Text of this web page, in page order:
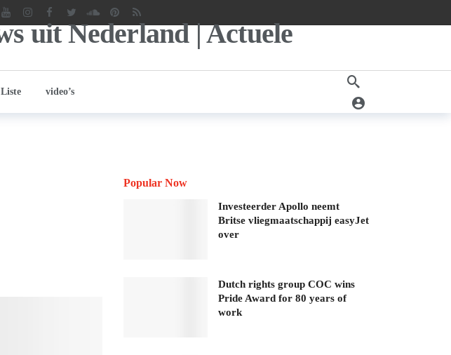
Liste video’s
Popular Now
Investeerder Apollo neemt
Britse vliegmaatschappij easyJet
over
Dutch rights group COC wins
Pride Award for 80 years of
work